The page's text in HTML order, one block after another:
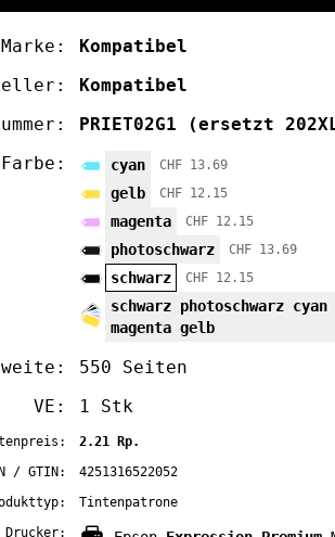
Marke:
Kompatibel
Kompatibel
PRIET02G1
(ersetzt
Farbe:
cyan CHF 13.69
gelb CHF 12.15
magenta CHF 12.15
photoschwarz CHF 13.69
schwarz CHF 12.15
schwarz photoschwarz cyan
magenta gelb
550 Seiten
VE:
1 Stk
2.21 Rp.
/ GTIN:
4251316522052
Tintenpatrone
Drucker: